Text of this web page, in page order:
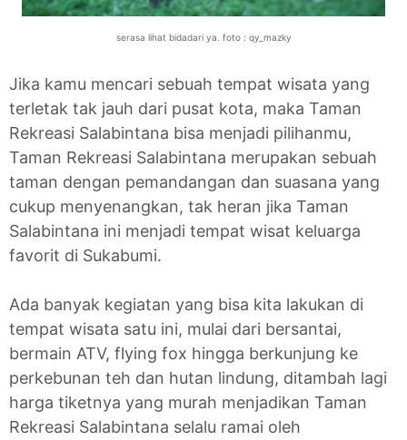
serasa lihat bidadari ya. foto : qy_mazky
Jika kamu mencari sebuah tempat wisata yang
terletak tak jauh dari pusat kota, maka Taman
Rekreasi Salabintana bisa menjadi pilihanmu,
Taman Rekreasi Salabintana merupakan sebuah
taman dengan pemandangan dan suasana yang
cukup menyenangkan, tak heran jika Taman
Salabintana ini menjadi tempat wisat keluarga
favorit di Sukabumi.
Ada banyak kegiatan yang bisa kita lakukan di
tempat wisata satu ini, mulai dari bersantai,
bermain ATV, flying fox hingga berkunjung ke
perkebunan teh dan hutan lindung, ditambah lagi
harga tiketnya yang murah menjadikan Taman
Rekreasi Salabintana selalu ramai oleh